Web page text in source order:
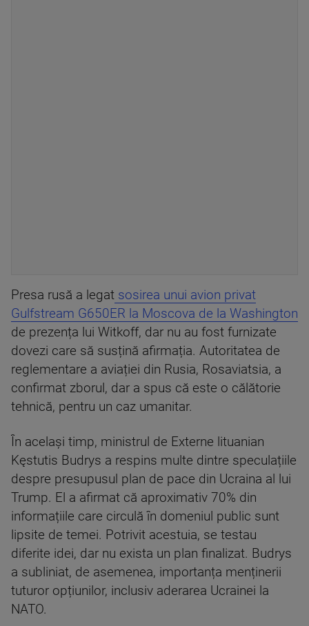
Presa rusă a legat sosirea unui avion privat
Gulfstream G650ER la Moscova de la Washington
de prezența lui Witkoff, dar nu au fost furnizate
dovezi care să susțină afirmația. Autoritatea de
reglementare a aviației din Rusia, Rosaviatsia, a
confirmat zborul, dar a spus că este o călătorie
tehnică, pentru un caz umanitar.
În același timp, ministrul de Externe lituanian
Kęstutis Budrys a respins multe dintre speculațiile
despre presupusul plan de pace din Ucraina al lui
Trump. El a afirmat că aproximativ 70% din
informațiile care circulă în domeniul public sunt
lipsite de temei. Potrivit acestuia, se testau
diferite idei, dar nu exista un plan finalizat. Budrys
a subliniat, de asemenea, importanța menținerii
tuturor opțiunilor, inclusiv aderarea Ucrainei la
NATO.